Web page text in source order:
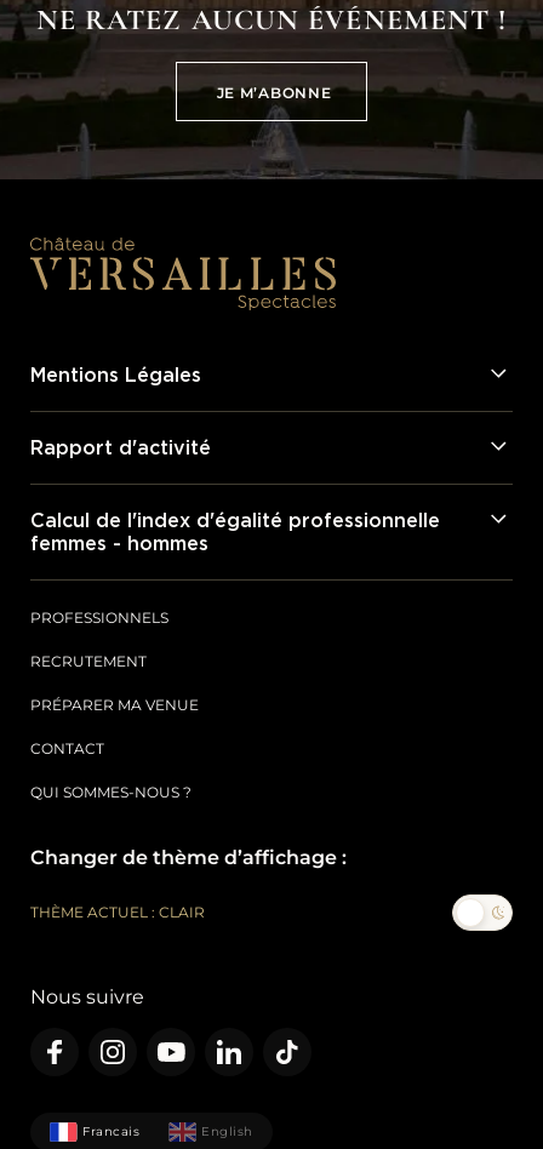
NE RATEZ AUCUN ÉVÉNEMENT !
JE M’ABONNE
JE M’ABONNE
PROFESSIONNELS
RECRUTEMENT
PRÉPARER MA VENUE
CONTACT
QUI SOMMES-NOUS ?
Mentions Légales
Rapport d'activité
Calcul de l'index d'égalité professionnelle
femmes - hommes
Changer de thème d’affichage :
THÈME ACTUEL : CLAIR
Nous suivre
Francais English